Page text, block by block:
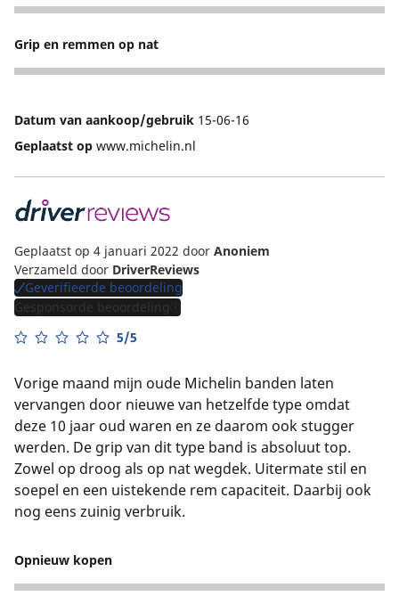
5
Grip en remmen op nat
4
Datum van aankoop/gebruik 15-06-16
Geplaatst op www.michelin.nl
Geplaatst op 4 januari 2022 door Anoniem
Verzameld door DriverReviews
Geverifieerde beoordeling
Gesponsorde beoordeling
5/5
Vorige maand mijn oude Michelin banden laten
vervangen door nieuwe van hetzelfde type omdat
deze 10 jaar oud waren en ze daarom ook stugger
werden. De grip van dit type band is absoluut top.
Zowel op droog als op nat wegdek. Uitermate stil en
soepel en een uistekende rem capaciteit. Daarbij ook
nog eens zuinig verbruik.
Opnieuw kopen
5